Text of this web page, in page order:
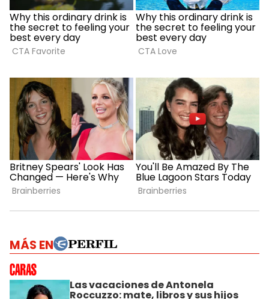
MÁS EN
Las vacaciones de Antonela
Roccuzzo: mate, libros y sus hijos